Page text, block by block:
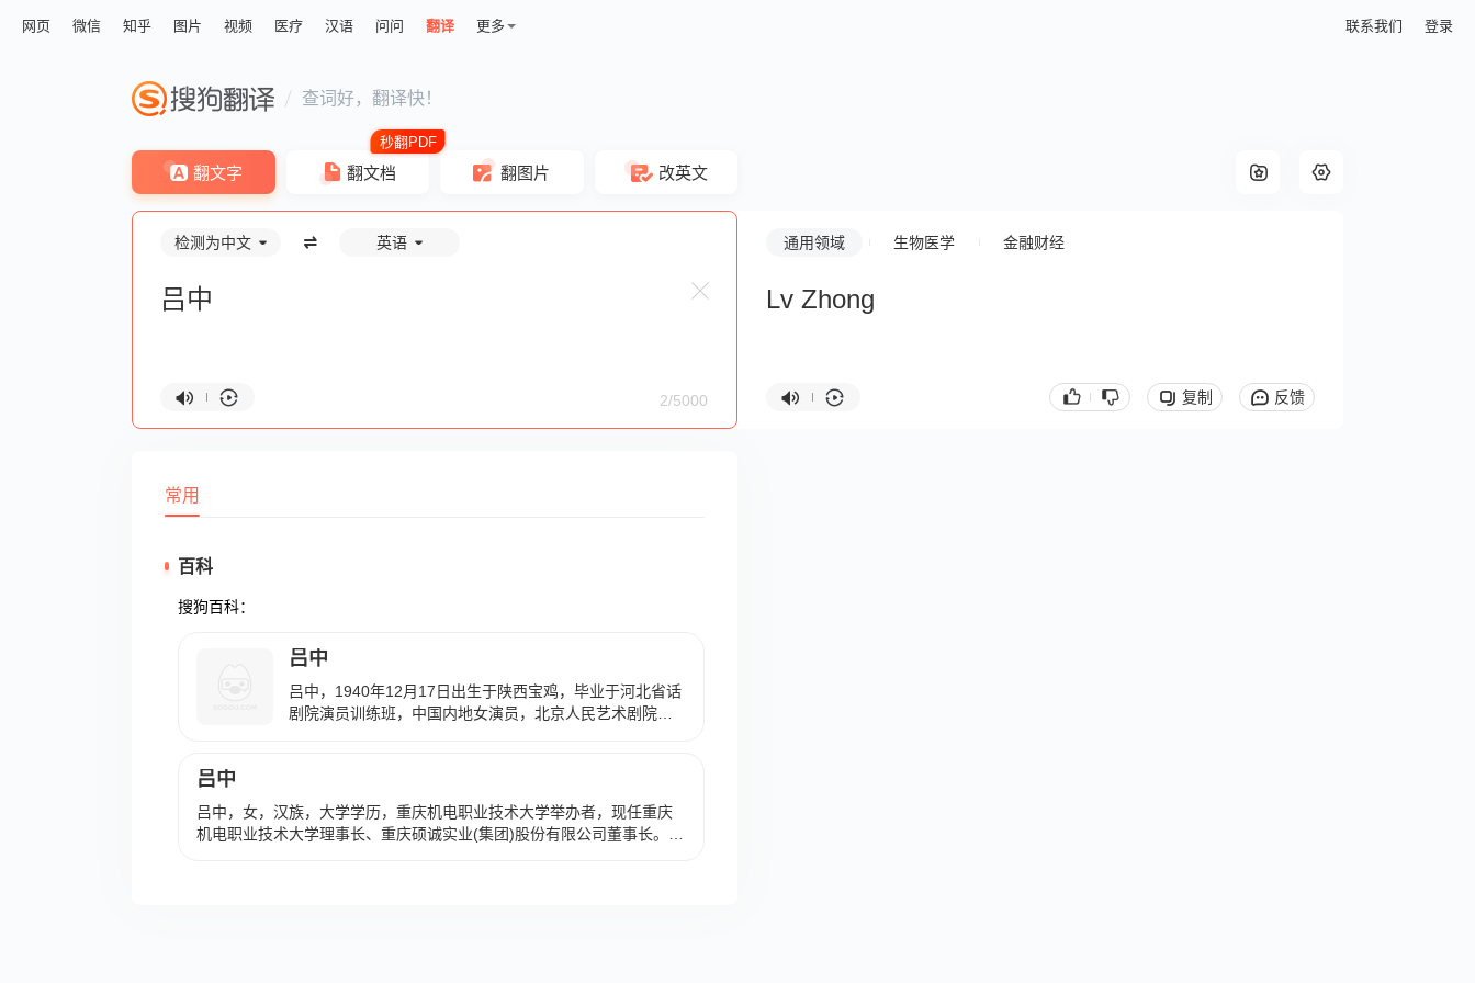
网页 微信 知乎 图片 视频 医疗 汉语 问问 翻译 更多 联系我们 登录
查词好，翻译快！
翻文字 翻文档 翻图片 改英文
检测为中文 英语
2/5000
通用领域 生物医学 金融财经
Lv Zhong
复制 反馈
常用
百科
搜狗百科：
吕中
吕中，1940年12月17日出生于陕西宝鸡，毕业于河北省话
剧院演员训练班，中国内地女演员，北京人民艺术剧院演
斗》，担任美人蕉一角。1993年，参演田壮壮的代表作品
《蓝风筝》；同年，参演电影《高楼边》。1996年，因主
演电视剧《邓颖超和她的妈妈》获得第16届中国电视剧飞
吕中
吕中，女，汉族，大学学历，重庆机电职业技术大学举办者，现任重庆
机电职业技术大学理事长、重庆硕诚实业(集团)股份有限公司董事长。吕